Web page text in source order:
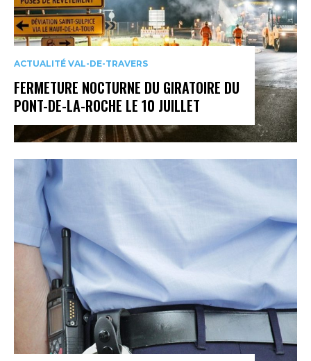
ACTUALITÉ VAL-DE-TRAVERS
FERMETURE NOCTURNE DU GIRATOIRE DU
PONT-DE-LA-ROCHE LE 10 JUILLET